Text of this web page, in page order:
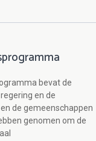
bevat de
en de
de gemeenschappen
genomen om de